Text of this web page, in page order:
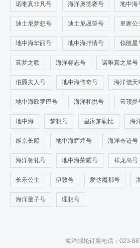
诺唯真非凡号 海洋奥德赛号 地中海
迪士尼梦想号 迪士尼愿望号 皇家公
地中海华丽号 地中海抒情号 领航星
蓝梦之歌 海洋标志号 诺唯真之晨号
伯爵夫人号 地中海传奇号 海洋信天
地中海欧罗巴号 海洋和悦号 云顶梦
地中海 梦想号 皇家加勒比 海
维京长船 地中海辉煌号 海洋奇迹号
海洋赞礼号 地中海荣耀号 祥龙岛号
长乐公主 伊敦号 爱达魔都号
海洋量子号 理想号
海洋邮轮订票电话：023-